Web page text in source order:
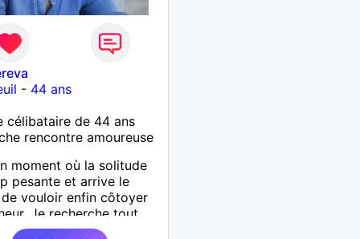
- 44 ans
célibataire de 44 ans
rencontre amoureuse
moment où la solitude
pesante et arrive le
vouloir enfin côtoyer
Je recherche tout
dials sympas et si